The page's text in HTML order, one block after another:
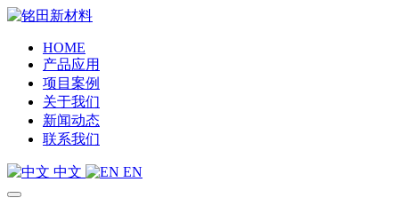
HOME
产品应用
项目案例
关于我们
新闻动态
联系我们
中文 EN